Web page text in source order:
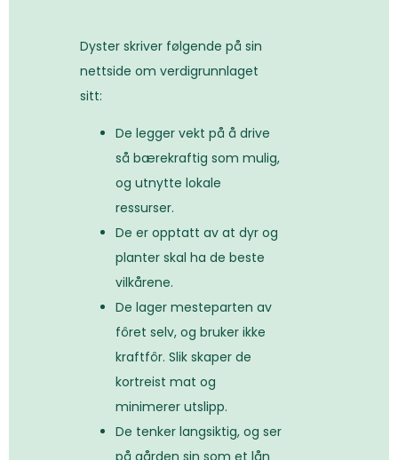
Dyster skriver følgende på sin
nettside om verdigrunnlaget
sitt:
De legger vekt på å drive
så bærekraftig som mulig,
og utnytte lokale
ressurser.
De er opptatt av at dyr og
planter skal ha de beste
vilkårene.
De lager mesteparten av
fôret selv, og bruker ikke
kraftfôr. Slik skaper de
kortreist mat og
minimerer utslipp.
De tenker langsiktig, og ser